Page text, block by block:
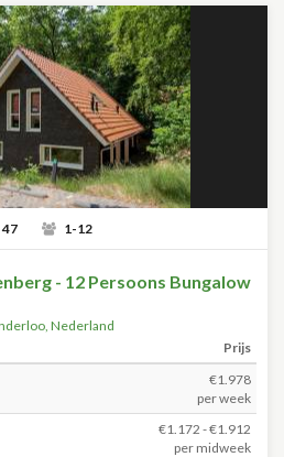
47 1-12
- 12 Persoons Bungalow
, Nederland
Prijs
€1.978
per week
€1.172 - €1.912
per midweek